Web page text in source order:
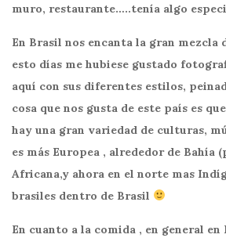
muro, restaurante…..tenía algo
En Brasil nos encanta la gran mezcla
esto días me hubiese gustado
aquí con sus diferentes estilos,
cosa que nos gusta de este país es
hay una gran variedad de culturas,
es más Europea , alrededor de Bahía
Africana,y ahora en el norte mas
brasiles dentro de Brasil
En cuanto a la comida , en general